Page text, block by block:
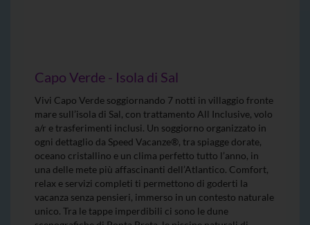
Capo Verde - Isola di Sal
Vivi Capo Verde soggiornando 7 notti in villaggio fronte
mare sull’isola di Sal, con trattamento All Inclusive, volo
a/r e trasferimenti inclusi. Un soggiorno organizzato in
ogni dettaglio da Speed Vacanze®, tra spiagge dorate,
oceano cristallino e un clima perfetto tutto l’anno, in
una delle mete più affascinanti dell’Atlantico. Comfort,
relax e servizi completi ti permettono di goderti la
vacanza senza pensieri, immerso in un contesto naturale
unico. Tra le tappe imperdibili ci sono le dune